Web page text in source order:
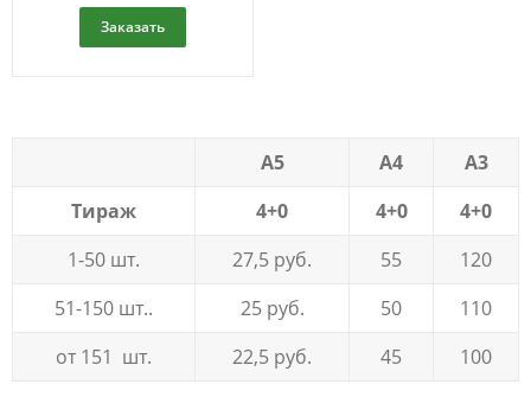
Заказать
А5 А4
A3
Тираж
4+0 4+0
4+0
1-50 шт.
27,5 руб. 55
120
51-150 шт..
25 руб. 50
110
от 151 шт.
22,5 руб. 45 100